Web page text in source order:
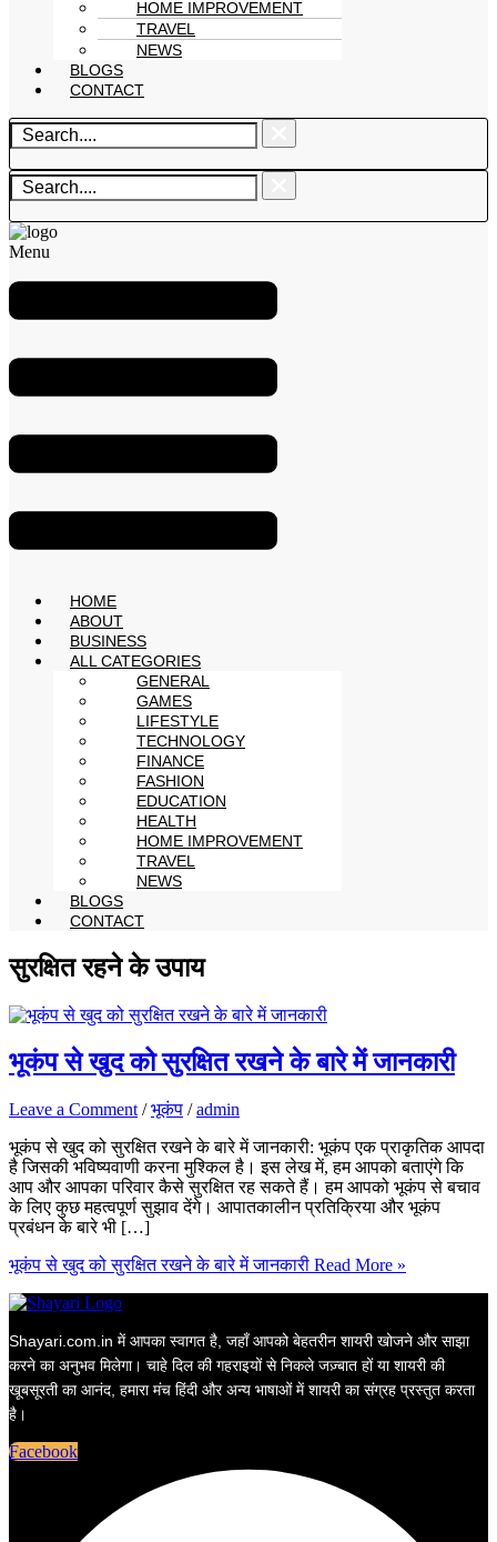
HOME IMPROVEMENT
TRAVEL
NEWS
BLOGS
CONTACT
Menu
HOME
ABOUT
BUSINESS
ALL CATEGORIES
GENERAL
GAMES
LIFESTYLE
TECHNOLOGY
FINANCE
FASHION
EDUCATION
HEALTH
HOME IMPROVEMENT
TRAVEL
NEWS
BLOGS
CONTACT
सुरक्षित रहने के उपाय
भूकंप से खुद को सुरक्षित रखने के बारे में जानकारी
Leave a Comment /भूकंप /admin
भूकंप से खुद को सुरक्षित रखने के बारे में जानकारी: भूकंप एक प्राकृतिक आपदा
है जिसकी भविष्यवाणी करना मुश्किल है। इस लेख में, हम आपको बताएंगे कि
आप और आपका परिवार कैसे सुरक्षित रह सकते हैं। हम आपको भूकंप से बचाव
के लिए कुछ महत्वपूर्ण सुझाव देंगे। आपातकालीन प्रतिक्रिया और भूकंप
प्रबंधन के बारे भी […]
भूकंप से खुद को सुरक्षित रखने के बारे में जानकारी Read More »
Shayari.com.in में आपका स्वागत है, जहाँ आपको बेहतरीन शायरी खोजने और साझा
करने का अनुभव मिलेगा। चाहे दिल की गहराइयों से निकले जज़्बात हों या शायरी की
खूबसूरती का आनंद, हमारा मंच हिंदी और अन्य भाषाओं में शायरी का संग्रह प्रस्तुत करता
है।
Facebook